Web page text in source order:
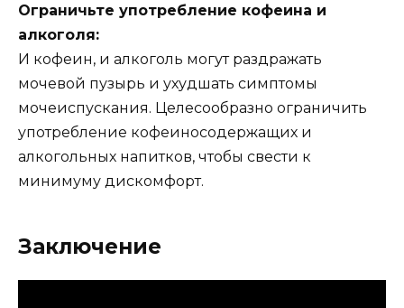
Ограничьте употребление кофеина и
алкоголя:
И кофеин, и алкоголь могут раздражать
мочевой пузырь и ухудшать симптомы
мочеиспускания. Целесообразно ограничить
употребление кофеиносодержащих и
алкогольных напитков, чтобы свести к
минимуму дискомфорт.
Заключение